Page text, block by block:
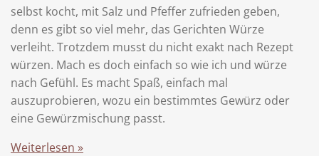
selbst kocht, mit Salz und Pfeffer zufrieden geben,
denn es gibt so viel mehr, das Gerichten Würze
verleiht. Trotzdem musst du nicht exakt nach Rezept
würzen. Mach es doch einfach so wie ich und würze
nach Gefühl. Es macht Spaß, einfach mal
auszuprobieren, wozu ein bestimmtes Gewürz oder
eine Gewürzmischung passt.
Weiterlesen »